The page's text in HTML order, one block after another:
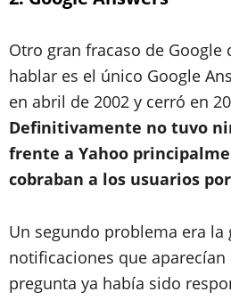
Otro gran fracaso de Google
hablar es el único Google
en abril de 2002 y cerró en
Definitivamente no tuvo
frente a Yahoo
cobraban a los usuarios
Un segundo problema era la
notificaciones que aparecían
pregunta ya había sido